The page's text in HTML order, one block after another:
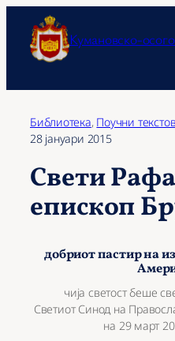
содржината Кумановско-
Библиотека, Поучни
28 јануари 2015
Свети
епископ
добриот пастир на
чија светост беше
Светиот Синод на
на 29 март